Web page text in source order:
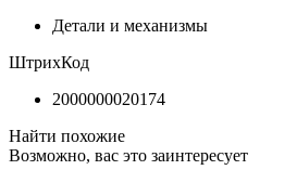
Детали и механизмы
ШтрихКод
2000000020174
Найти похожие
Возможно, вас это заинтересует